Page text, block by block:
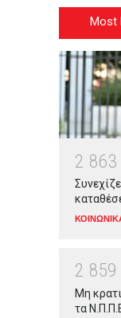
Most
2 863
2 859
Μη
τα